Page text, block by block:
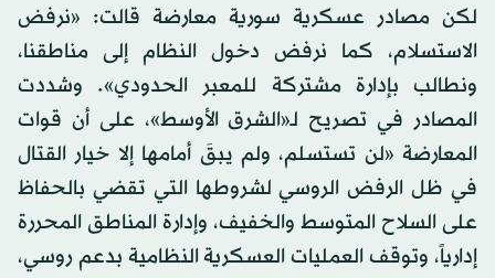
لكن مصادر عسكرية سورية معارضة قالت: «نرفض
الاستسلام، كما نرفض دخول النظام إلى مناطقنا،
ونطالب بإدارة مشتركة للمعبر الحدودي». وشددت
المصادر في تصريح لـ«الشرق الأوسط»، على أن قوات
المعارضة «لن تستسلم، ولم يبقَ أمامها إلا خيار القتال
في ظل الرفض الروسي لشروطها التي تقضي بالحفاظ
على السلاح المتوسط والخفيف، وإدارة المناطق المحررة
إدارياً، وتوقف العمليات العسكرية النظامية بدعم روسي،